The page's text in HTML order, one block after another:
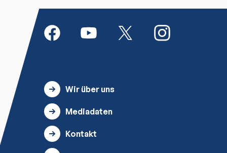
Wir über uns
Mediadaten
Kontakt